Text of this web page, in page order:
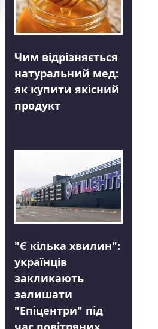
Чим відрізняється
натуральний мед:
як купити якісний
продукт
"Є кілька хвилин":
українців
закликають
залишати
"Епіцентри" під